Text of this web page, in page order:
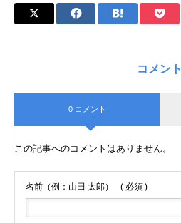
コメント
0 コメント
この記事へのコメントはありません。
名前（例：山田 太郎） ( 必須 )